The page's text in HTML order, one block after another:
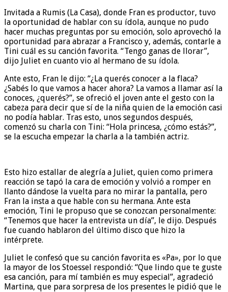
Invitada a Rumis (La Casa), donde Fran es productor, tuvo
la oportunidad de hablar con su ídola, aunque no pudo
hacer muchas preguntas por su emoción, solo aprovechó la
oportunidad para abrazar a Francisco y, además, contarle a
Tini cuál es su canción favorita. “Tengo ganas de llorar”,
dijo Juliet en cuanto vio al hermano de su ídola.
Ante esto, Fran le dijo: “¿La querés conocer a la flaca?
¿Sabés lo que vamos a hacer ahora? La vamos a llamar así la
conoces, ¿querés?”, se ofreció el joven ante el gesto con la
cabeza para decir que sí de la niña quien de la emoción casi
no podía hablar. Tras esto, unos segundos después,
comenzó su charla con Tini: “Hola princesa, ¿cómo estás?”,
se la escucha empezar la charla a la también actriz.
Esto hizo estallar de alegría a Juliet, quien como primera
reacción se tapó la cara de emoción y volvió a romper en
llanto dándose la vuelta para no mirar la pantalla, pero
Fran la insta a que hable con su hermana. Ante esta
emoción, Tini le propuso que se conozcan personalmente:
“Tenemos que hacer la entrevista un día”, le dijo. Después
fue cuando hablaron del último disco que hizo la
intérprete.
Juliet le confesó que su canción favorita es «Pa», por lo que
la mayor de los Stoessel respondió: “Que lindo que te guste
esa canción, para mí también es muy especial”, agradeció
Martina, que para sorpresa de los presentes le pidió que le